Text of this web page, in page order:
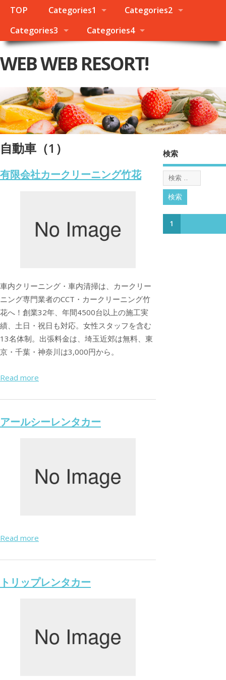
TOP Categories1
Categories2
Categories3
Categories4
WEB WEB RESORT!
自動車（1）
有限会社カークリーニング竹花
車内クリーニング・車内清掃は、カークリー
ニング専門業者のCCT・カークリーニング竹
花へ！創業32年、年間4500台以上の施工実
績、土日・祝日も対応。女性スタッフを含む
13名体制。出張料金は、埼玉近郊は無料、東
京・千葉・神奈川は3,000円から。
Read more
アールシーレンタカー
Read more
トリップレンタカー
検索
1